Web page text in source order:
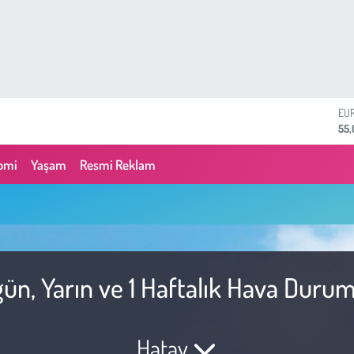
Yaşam Resmi Reklam
Yarın ve 1 Haftalık Hava
Hatay